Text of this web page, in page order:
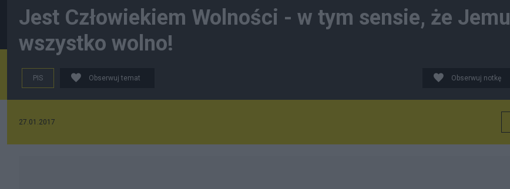
Jest Człowiekiem Wolności - w tym sensie, że Jemu
wszystko wolno!
PIS Obserwuj temat Obserwuj notkę
27.01.2017